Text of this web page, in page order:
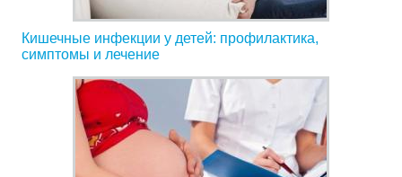
Кишечные инфекции у детей: профилактика,
симптомы и лечение